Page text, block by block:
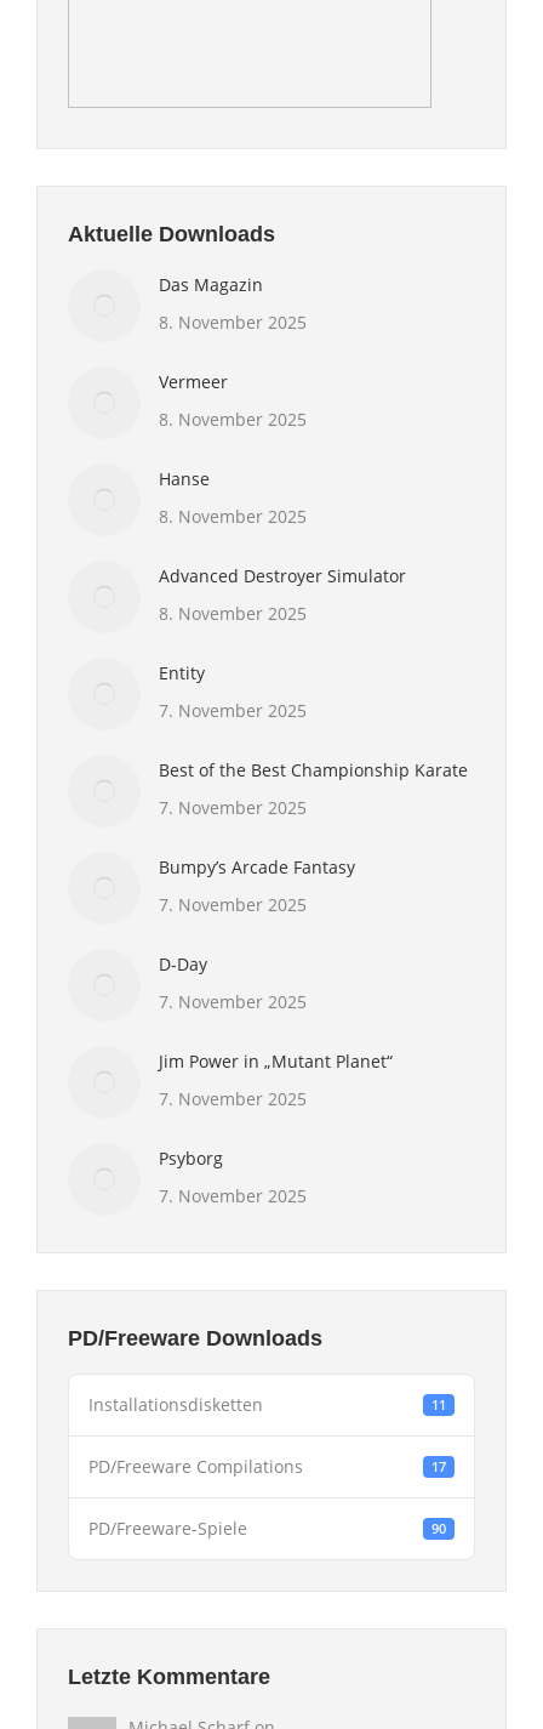
Aktuelle Downloads
Das Magazin
8. November 2025
Vermeer
8. November 2025
Hanse
8. November 2025
Advanced Destroyer Simulator
8. November 2025
Entity
7. November 2025
Best of the Best Championship Karate
7. November 2025
Bumpy’s Arcade Fantasy
7. November 2025
D-Day
7. November 2025
Jim Power in „Mutant Planet“
7. November 2025
Psyborg
7. November 2025
PD/Freeware Downloads
Installationsdisketten 11
PD/Freeware Compilations 17
PD/Freeware-Spiele 90
Letzte Kommentare